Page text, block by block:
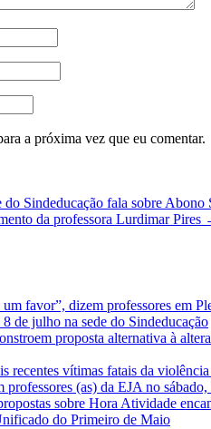
a próxima vez que eu comentar.
Sindeducação fala sobre Abono
da professora Lurdimar Pires
favor”, dizem professores em
de julho na sede do Sindeducação
proposta alternativa à
recentes vítimas fatais da violência
professores (as) da EJA no
sobre Hora Atividade
do Primeiro de Maio